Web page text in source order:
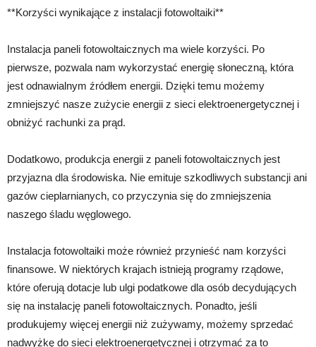
**Korzyści wynikające z instalacji fotowoltaiki**
Instalacja paneli fotowoltaicznych ma wiele korzyści. Po
pierwsze, pozwala nam wykorzystać energię słoneczną, która
jest odnawialnym źródłem energii. Dzięki temu możemy
zmniejszyć nasze zużycie energii z sieci elektroenergetycznej i
obniżyć rachunki za prąd.
Dodatkowo, produkcja energii z paneli fotowoltaicznych jest
przyjazna dla środowiska. Nie emituje szkodliwych substancji ani
gazów cieplarnianych, co przyczynia się do zmniejszenia
naszego śladu węglowego.
Instalacja fotowoltaiki może również przynieść nam korzyści
finansowe. W niektórych krajach istnieją programy rządowe,
które oferują dotacje lub ulgi podatkowe dla osób decydujących
się na instalację paneli fotowoltaicznych. Ponadto, jeśli
produkujemy więcej energii niż zużywamy, możemy sprzedać
nadwyżkę do sieci elektroenergetycznej i otrzymać za to